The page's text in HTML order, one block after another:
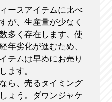
ースアイテムに比べ
が、生産量が少なく
多く存在します。使
年劣化が進むため、
テムは早めにお売り
ます。
ら、売るタイミング
ょう。ダウンジャケ